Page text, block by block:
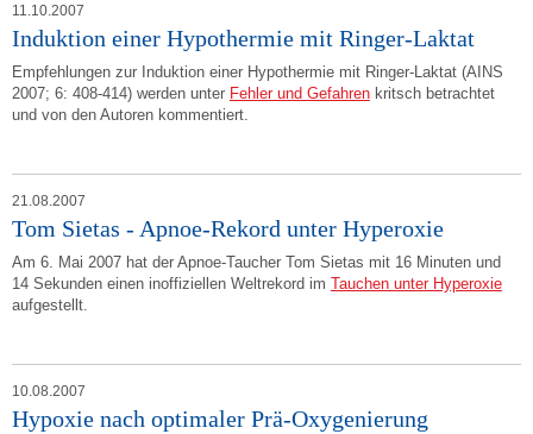
11.10.2007
Induktion einer Hypothermie mit Ringer-Laktat
Empfehlungen zur Induktion einer Hypothermie mit Ringer-Laktat (AINS
2007; 6: 408-414) werden unter Fehler und Gefahrenkritsch betrachtet
und von den Autoren kommentiert.
21.08.2007
Tom Sietas - Apnoe-Rekord unter Hyperoxie
Am 6. Mai 2007 hat der Apnoe-Taucher Tom Sietas mit 16 Minuten und
14 Sekunden einen inoffiziellen Weltrekord im Tauchen unter Hyperoxie
aufgestellt.
10.08.2007
Hypoxie nach optimaler Prä-Oxygenierung